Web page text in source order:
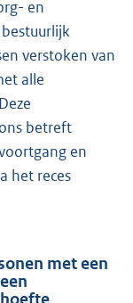
en
verstoken van
alle
betreft
en
het reces
met een